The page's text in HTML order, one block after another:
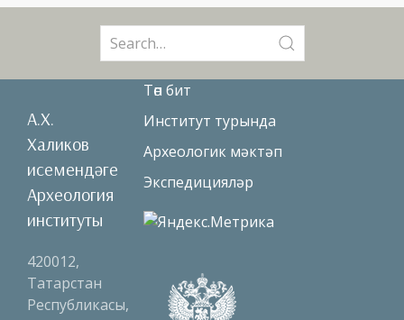
for:
А.Х.
Халиков
исемендәге
Археология
институты
420012,
Татарстан
Республикасы,
Төп бит
Институт турында
Археологик мәктәп
Экспедицияләр